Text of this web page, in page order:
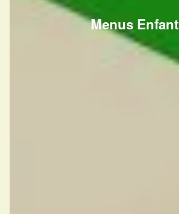
Menus Enfant